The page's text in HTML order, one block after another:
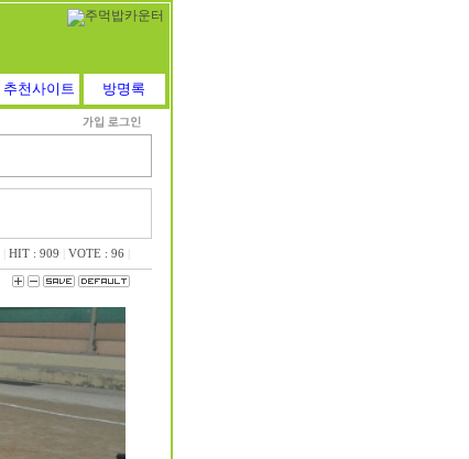
추천사이트 방명록
HIT : 909 VOTE : 96